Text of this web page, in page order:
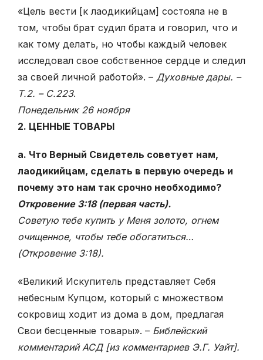
«Цель вести [к лаодикийцам] состояла не в
том, чтобы брат судил брата и говорил, что и
как тому делать, но чтобы каждый человек
исследовал свое собственное сердце и следил
за своей личной работой». – Духовные дары. –
Т.2. – С.223.
Понедельник 26 ноября
2. ЦЕННЫЕ ТОВАРЫ
а. Что Верный Свидетель советует нам,
лаодикийцам, сделать в первую очередь и
почему это нам так срочно необходимо?
Откровение 3:18 (первая часть).
Советую тебе купить у Меня золото, огнем
очищенное, чтобы тебе обогатиться…
(Откровение 3:18).
«Великий Искупитель представляет Себя
небесным Купцом, который с множеством
сокровищ ходит из дома в дом, предлагая
Свои бесценные товары». – Библейский
комментарий АСД [из комментариев Э.Г. Уайт].